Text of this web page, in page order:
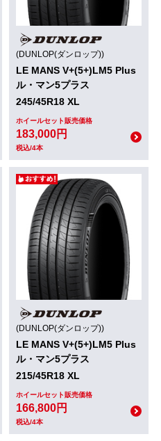
(DUNLOP(ダンロップ))
LE MANS V+(5+)LM5 Plus
ル・マン5プラス
245/45R18 XL
ホイールセット販売価格
183,000円
税込/4本
(DUNLOP(ダンロップ))
LE MANS V+(5+)LM5 Plus
ル・マン5プラス
215/45R18 XL
ホイールセット販売価格
166,800円
税込/4本